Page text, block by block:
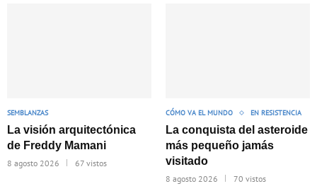
SEMBLANZAS
La visión arquitectónica
de Freddy Mamani
8 agosto 2026 67 vistos
CÓMO VA EL MUNDO EN RESISTENCIA
La conquista del asteroide
más pequeño jamás
visitado
8 agosto 2026 70 vistos